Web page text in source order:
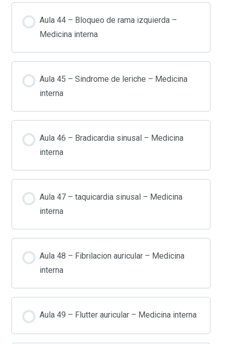
Aula 44 – Bloqueo de rama izquierda –
Medicina interna
Aula 45 – Sindrome de leriche – Medicina
interna
Aula 46 – Bradicardia sinusal – Medicina
interna
Aula 47 – taquicardia sinusal – Medicina
interna
Aula 48 – Fibrilacion auricular – Medicina
interna
Aula 49 – Flutter auricular – Medicina interna